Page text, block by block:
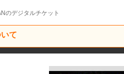
のデジタルチケット
て